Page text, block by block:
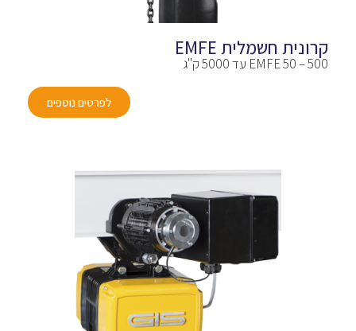
קרונית חשמלית EMFE
EMFE 50 – 500 עד 5000 ק"ג
לפרטים נוספים